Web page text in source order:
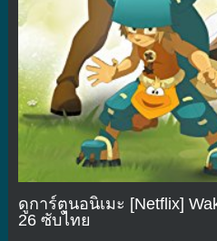
ดูการ์ตูนอนิเมะ [Netflix]
26 ซับไทย